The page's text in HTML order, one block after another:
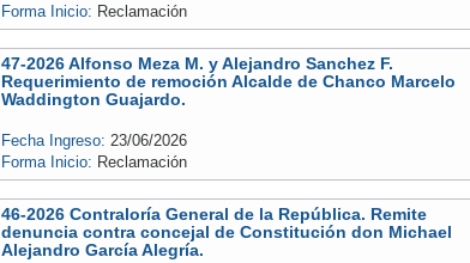
Forma Inicio: Reclamación
47-2026 Alfonso Meza M. y Alejandro Sanchez F.
Requerimiento de remoción Alcalde de Chanco Marcelo
Waddington Guajardo.
Fecha Ingreso: 23/06/2026
Forma Inicio: Reclamación
46-2026 Contraloría General de la República. Remite
denuncia contra concejal de Constitución don Michael
Alejandro García Alegría.